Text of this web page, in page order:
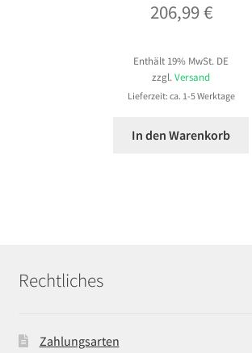
206,99€
Enthält 19% MwSt. DE
zzgl. Versand
Lieferzeit: ca. 1-5 Werktage
In den Warenkorb
Rechtliches
Zahlungsarten